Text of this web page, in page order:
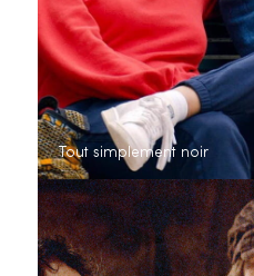
Tout simplement noir